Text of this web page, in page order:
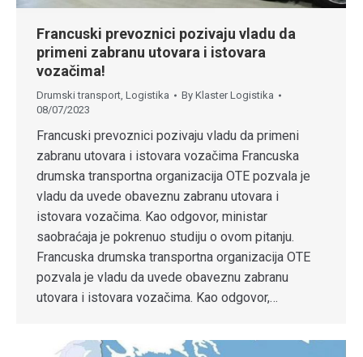
Francuski prevoznici pozivaju vladu da
primeni zabranu utovara i istovara
vozačima!
Drumski transport Logistika By Klaster Logistika
08/07/2023
Francuski prevoznici pozivaju vladu da primeni
zabranu utovara i istovara vozačima Francuska
drumska transportna organizacija OTE pozvala je
vladu da uvede obaveznu zabranu utovara i
istovara vozačima. Kao odgovor, ministar
saobraćaja je pokrenuo studiju o ovom pitanju.
Francuska drumska transportna organizacija OTE
pozvala je vladu da uvede obaveznu zabranu
utovara i istovara vozačima. Kao odgovor,…